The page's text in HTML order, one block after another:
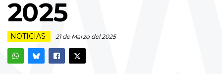
2025
NOTICIAS 21 de Marzo del 2025